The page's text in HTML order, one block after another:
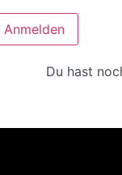
Anmelden
Du hast